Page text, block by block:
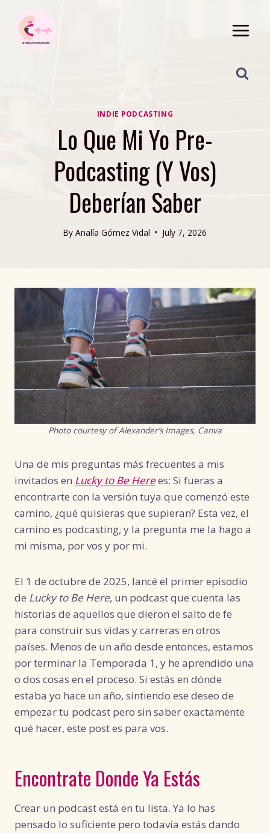
content
INDIE PODCASTING
Lo Que Mi Yo Pre-
Podcasting (Y Vos)
Deberían Saber
By Analía Gómez Vidal July 7, 2026
Photo courtesy of Alexander’s Images, Canva
Una de mis preguntas más frecuentes a mis
invitados en Lucky to Be Herees: Si fueras a
encontrarte con la versión tuya que comenzó este
camino, ¿qué quisieras que supieran? Esta vez, el
camino es podcasting, y la pregunta me la hago a
mi misma, por vos y por mi.
El 1 de octubre de 2025, lancé el primer episodio
de Lucky to Be Here, un podcast que cuenta las
historias de aquellos que dieron el salto de fe
para construir sus vidas y carreras en otros
países. Menos de un año desde entonces, estamos
por terminar la Temporada 1, y he aprendido una
o dos cosas en el proceso. Si estás en dónde
estaba yo hace un año, sintiendo ese deseo de
empezar tu podcast pero sin saber exactamente
qué hacer, este post es para vos.
Encontrate Donde Ya Estás
Crear un podcast está en tu lista. Ya lo has
pensado lo suficiente pero todavía estás dando